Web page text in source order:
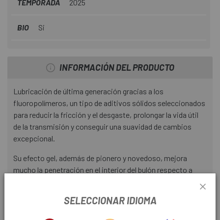
TEMPORADA 2025
BIO Si
INFORMACIÓN DEL PRODUCTO
Lubricación de última generación gracias a los
fluoropolímeros, un tipo de aditivos sólidos seleccionados
para reducir la fricción y el desgaste, prolongar la vida útil
de la transmisión y conseguir una suavidad de cambios
excepcional.
Su efecto gel, además de pionero y novedoso, mejora
mucho la penetración en el interior del bulón respecto a
otros aceites, consiguiendo una lubricación ultra duradera.
Watts Lube aporta a la cadena un deslizamiento fluido, ágil
SELECCIONAR IDIOMA